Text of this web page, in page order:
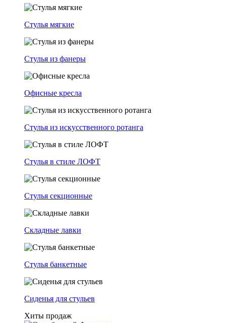
Стулья мягкие
Стулья из фанеры
Офисные кресла
Стулья из искусственного ротанга
Стулья в стиле ЛОФТ
Стулья секционные
Складные лавки
Стулья банкетные
Сиденья для стульев
Хиты продаж